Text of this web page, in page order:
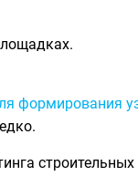
формирования